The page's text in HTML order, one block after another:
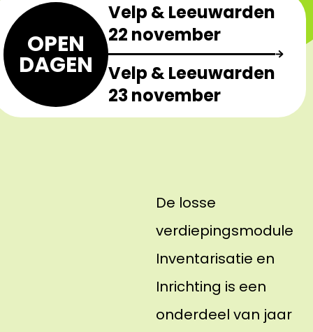
OPEN
DAGEN
Velp & Leeuwarden
22 november
Velp & Leeuwarden
23 november
De losse
verdiepingsmodule
Inventarisatie en
Inrichting is een
onderdeel van jaar